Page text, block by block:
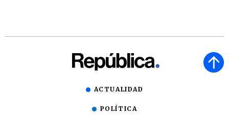
ACTUALIDAD
POLÍTICA